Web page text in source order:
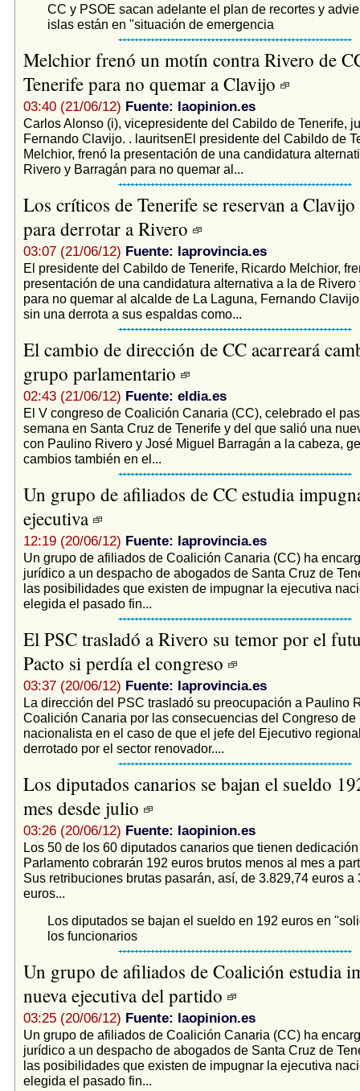
CC y PSOE sacan adelante el plan de recortes y
islas están en "situación de emergencia
Melchior frenó un motín contra Rivero de
Tenerife para no quemar a Clavijo
03:40 (21/06/12) Fuente: laopinion.es
Carlos Alonso (i), vicepresidente del Cabildo de Tenerife,
Fernando Clavijo. . lauritsenEl presidente del Cabildo de
Melchior, frenó la presentación de una candidatura
Rivero y Barragán para no quemar al...
Los críticos de Tenerife se reservan a
para derrotar a Rivero
03:07 (21/06/12) Fuente: laprovincia.es
El presidente del Cabildo de Tenerife, Ricardo Melchior,
presentación de una candidatura alternativa a la de Rivero
para no quemar al alcalde de La Laguna, Fernando
sin una derrota a sus espaldas como...
El cambio de dirección de CC acarreará
grupo parlamentario
02:43 (21/06/12) Fuente: eldia.es
El V congreso de Coalición Canaria (CC), celebrado el
semana en Santa Cruz de Tenerife y del que salió una
con Paulino Rivero y José Miguel Barragán a la cabeza,
cambios también en el...
Un grupo de afiliados de CC estudia
ejecutiva
12:19 (20/06/12) Fuente: laprovincia.es
Un grupo de afiliados de Coalición Canaria (CC) ha
jurídico a un despacho de abogados de Santa Cruz de
las posibilidades que existen de impugnar la ejecutiva
elegida el pasado fin...
El PSC trasladó a Rivero su temor por el
Pacto si perdía el congreso
03:37 (20/06/12) Fuente: laprovincia.es
La dirección del PSC trasladó su preocupación a Paulino
Coalición Canaria por las consecuencias del Congreso de
nacionalista en el caso de que el jefe del Ejecutivo
derrotado por el sector renovador....
Los diputados canarios se bajan el sueldo
mes desde julio
03:26 (20/06/12) Fuente: laopinion.es
Los 50 de los 60 diputados canarios que tienen
Parlamento cobrarán 192 euros brutos menos al mes a
Sus retribuciones brutas pasarán, así, de 3.829,74 euros a
euros...
Los diputados se bajan el sueldo en 192 euros en
los funcionarios
Un grupo de afiliados de Coalición estudia
nueva ejecutiva del partido
03:25 (20/06/12) Fuente: laopinion.es
Un grupo de afiliados de Coalición Canaria (CC) ha
jurídico a un despacho de abogados de Santa Cruz de
las posibilidades que existen de impugnar la ejecutiva
elegida el pasado fin...